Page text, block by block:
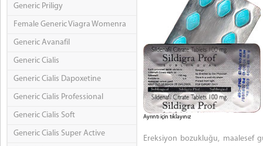
Generic Priligy
Female Generic Viagra Womenra
Generic Avanafil
Generic Cialis
Generic Cialis Dapoxetine
Generic Cialis Professional
Generic Cialis Soft
Generic Cialis Super Active
Ayrıntı için tıklayınız
Ereksiyon bozukluğu, maalesef